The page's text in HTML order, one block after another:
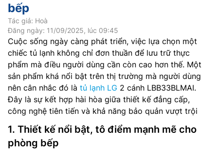
bếp
Tác giả: Hoà
Đăng ngày: 11/09/2025, lúc 09:45
Cuộc sống ngày càng phát triển, việc lựa chọn một
chiếc tủ lạnh không chỉ đơn thuần để lưu trữ thực
phẩm mà điều người dùng cần còn cao hơn thế. Một
sản phẩm khá nổi bật trên thị trường mà người dùng
nên cân nhắc đó là tủ lạnh LG 2 cánh LBB33BLMAI.
Đây là sự kết hợp hài hòa giữa thiết kế đẳng cấp,
công nghệ tiên tiến và khả năng bảo quản vượt trội
1. Thiết kế nổi bật, tô điểm mạnh mẽ cho
phòng bếp